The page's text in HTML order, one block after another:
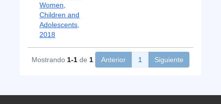
Women,
Children and
Adolescents,
2018
Mostrando 1-1 de 1 Anterior 1 Siguiente